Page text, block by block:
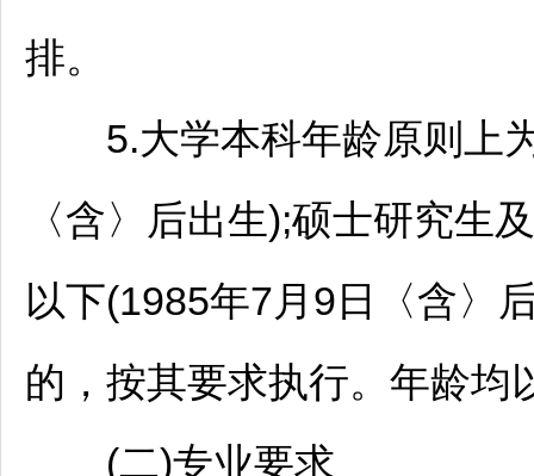
排。
5.大学本科年龄原则上为
〈含〉后出生);硕士研究生
以下(1985年7月9日〈含〉
的，按其要求执行。年龄均
(二)专业要求